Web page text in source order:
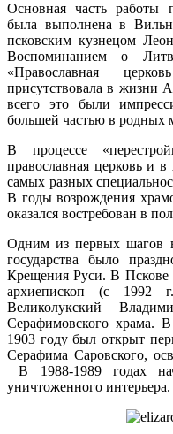
Основная часть работы
была выполнена в
псковским кузнецом
Воспоминанием о
«Православная
присутствовала в жизни
всего это были
большей частью в родных
В процессе
православная церковь и
самых разных
В годы возрождения
оказался востребован в
Одним из первых шагов
государства было
Крещения Руси. В Пскове
архиепископ (с 1992
Великолукский
Серафимовского храма.
1903 году был открыт
Серафима Саровского,
В 1988-1989 годах
уничтоженного интерьера.